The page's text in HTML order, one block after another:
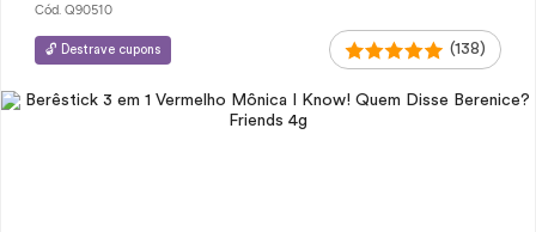
Cód. Q90510
🔓 Destrave cupons (138)